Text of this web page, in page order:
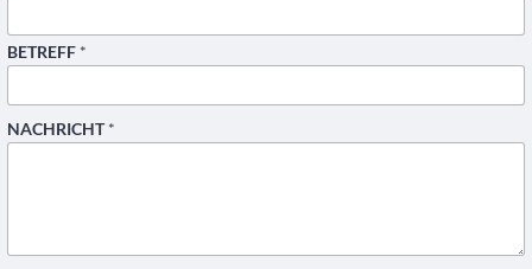
H
T
-
M
A
R
BETREFF *
NACHRICHT*